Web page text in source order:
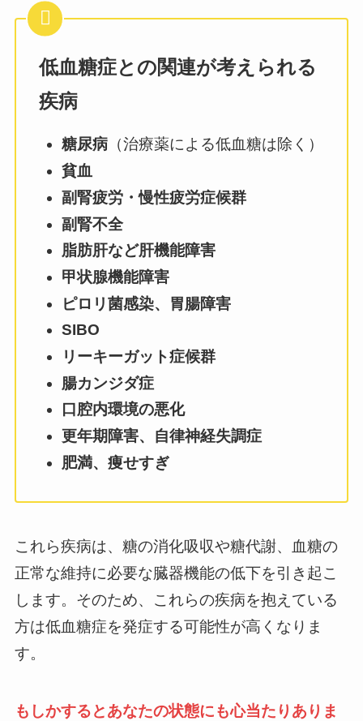
低血糖症との関連が考えられる
疾病
糖尿病 （治療薬による低血糖は除く）
貧血
副腎疲労・慢性疲労症候群
副腎不全
脂肪肝など肝機能障害
甲状腺機能障害
ピロリ菌感染、胃腸障害
SIBO
リーキーガット症候群
腸カンジダ症
口腔内環境の悪化
更年期障害、自律神経失調症
肥満、痩せすぎ
これら疾病は、糖の消化吸収や糖代謝、血糖の
正常な維持に必要な臓器機能の低下を引き起こ
します。そのため、これらの疾病を抱えている
方は低血糖症を発症する可能性が高くなりま
す。
もしかするとあなたの状態にも心当たりありま